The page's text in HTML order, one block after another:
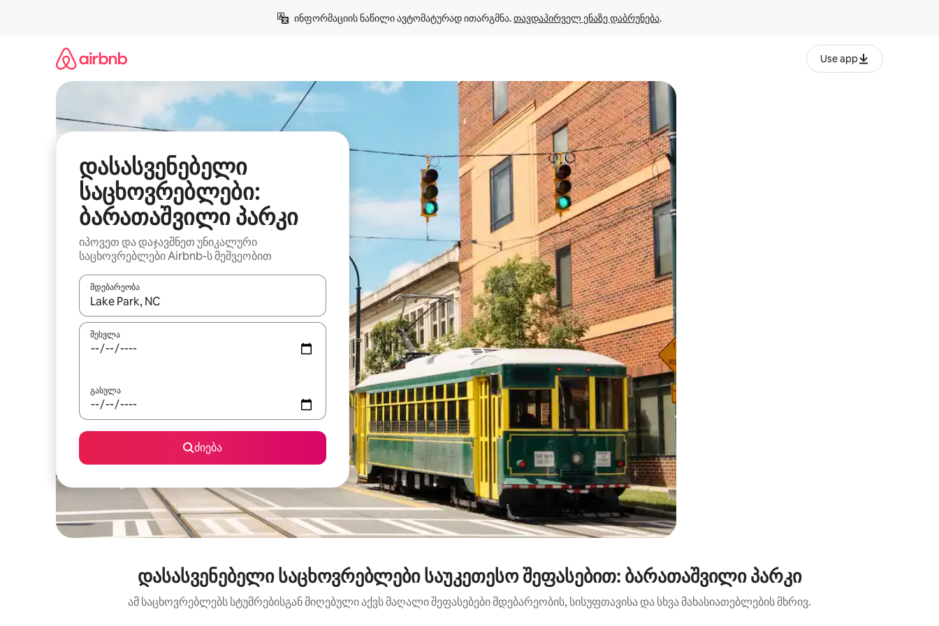
ინფორმაციის ნაწილი ავტომატურად ითარგმნა. თავდაპირველ ენაზე დაბრუნება.
Use app
დასასვენებელი
საცხოვრებლები:
ბარათაშვილი პარკი
იპოვეთ და დაჯავშნეთ უნიკალური
საცხოვრებლები Airbnb-ს მეშვეობით
მდებარეობა
როცა შედეგები ხელმისაწვდომი გახდება, ნავიგაციისთვის გამოიყენეთ კლავიშები ზემოთ/ქვემოთ მიმართული ისრებით ან შეხებისა თუ თითის გასმის ჟესტები.
შესვლა
გასვლა
ძიება
დასასვენებელი საცხოვრებლები საუკეთესო შეფასებით: ბარათაშვილი პარკი
ამ საცხოვრებლებს სტუმრებისგან მიღებული აქვს მაღალი შეფასებები მდებარეობის, სისუფთავისა და სხვა მახასიათებლების მხრივ.